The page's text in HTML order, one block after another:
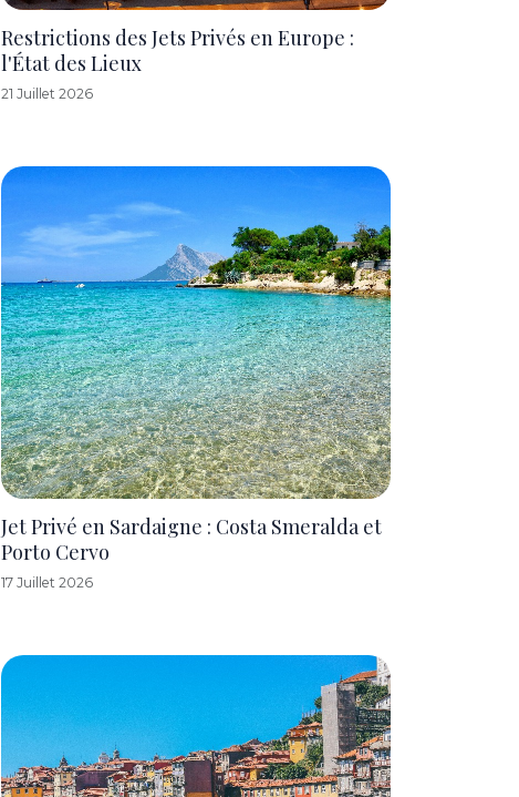
Restrictions des Jets Privés en Europe :
l'État des Lieux
21 Juillet 2026
Jet Privé en Sardaigne : Costa Smeralda et
Porto Cervo
17 Juillet 2026